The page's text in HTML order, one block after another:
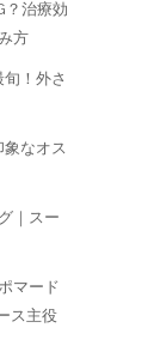
？治療効
方
！外さ
象なオス
｜スー
マード
ス主役